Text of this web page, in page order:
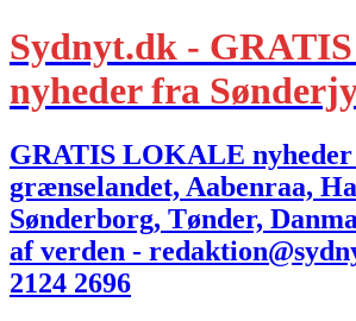
Sydnyt.dk -
nyheder fra
GRATIS LOKALE
grænselandet, Aabenraa,
Sønderborg, Tønder,
af verden -
2124 2696